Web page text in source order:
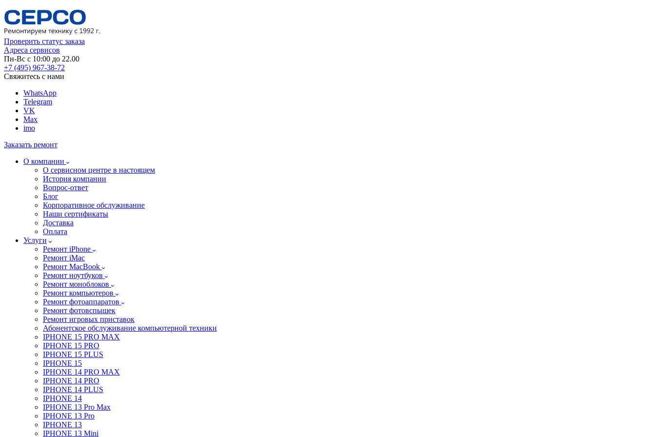
Проверить статус заказа
Адреса сервисов
Пн-Вс с 10:00 до 22.00
+7 (495) 967-38-72
Свяжитесь с нами
WhatsApp
Telegram
VK
Max
imo
Заказать ремонт
О компании
О сервисном центре в настоящем
История компании
Вопрос-ответ
Блог
Корпоративное обслуживание
Наши сертификаты
Доставка
Оплата
Услуги
Ремонт iPhone
Ремонт iMac
Ремонт MacBook
Ремонт ноутбуков
Ремонт моноблоков
Ремонт компьютеров
Ремонт фотоаппаратов
Ремонт фотовспышек
Ремонт игровых приставок
Абонентское обслуживание компьютерной техники
IPHONE 15 PRO MAX
IPHONE 15 PRO
IPHONE 15 PLUS
IPHONE 15
IPHONE 14 PRO MAX
IPHONE 14 PRO
IPHONE 14 PLUS
IPHONE 14
IPHONE 13 Pro Max
IPHONE 13 Pro
IPHONE 13
IPHONE 13 Mini